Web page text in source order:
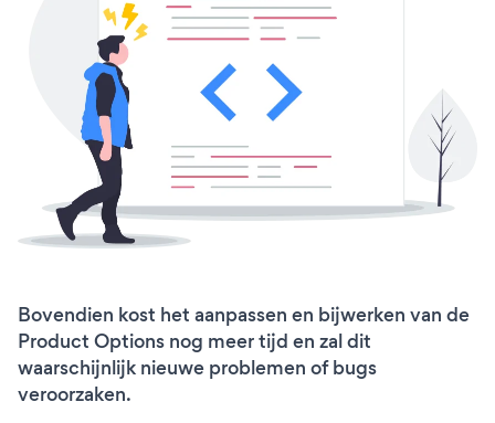
Bovendien kost het aanpassen en bijwerken van de
Product Options nog meer tijd en zal dit
waarschijnlijk nieuwe problemen of bugs
veroorzaken.